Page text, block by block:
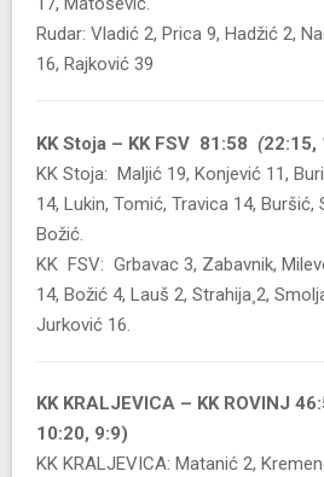
Rudar: Vladić 2, Prica 9, Hadžić 2,
16, Rajković 39
KK Stoja – KK FSV 81:58 (22:15,
KK Stoja: Maljić 19, Konjević 11,
14, Lukin, Tomić, Travica 14, Buršić,
Božić.
KK FSV: Grbavac 3, Zabavnik,
14, Božić 4, Lauš 2, Strahija¸2,
Jurković 16.
KK KRALJEVICA – KK ROVINJ
10:20, 9:9)
KK KRALJEVICA: Matanić 2,